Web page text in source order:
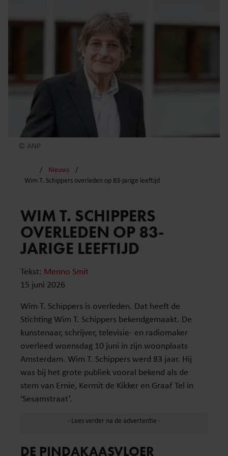
© ANP
Nieuws
Wim T. Schippers overleden op 83-jarige leeftijd
WIM T. SCHIPPERS
OVERLEDEN OP 83-
JARIGE LEEFTIJD
Tekst: Menno Smit
15 juni 2026
Wim T. Schippers is overleden. Dat heeft de
Stichting Wim T. Schippers bekendgemaakt. De
kunstenaar, schrijver, televisie- en radiomaker
overleed woensdag 10 juni in zijn woonplaats
Amsterdam. Wim T. Schippers werd 83 jaar. Hij
was bij het grote publiek vooral bekend als de
stem van Ernie, Kermit de Kikker en Graaf Tel in
‘Sesamstraat’.
DE PINDAKAASVLOER